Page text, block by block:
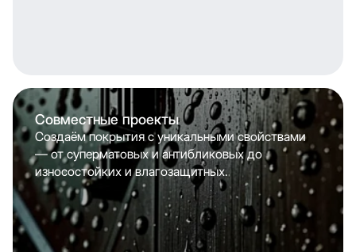
Совместные проекты
Создаём покрытия с уникальными свойствами
— от суперматовых и антибликовых до
износостойких и влагозащитных.